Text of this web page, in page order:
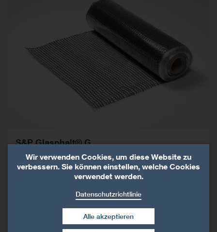
S&P Glasphalt® G
Asphaltgitter aus Glasfasern für moderate
Belastungen
S&P Asphaltbewehrungen
Asphaltbewehrung
Wir verwenden Cookies, um diese Website zu
verbessern. Sie können einstellen, welche Cookies
verwendet werden.
Datenschutzrichtlinie
Alle akzeptieren